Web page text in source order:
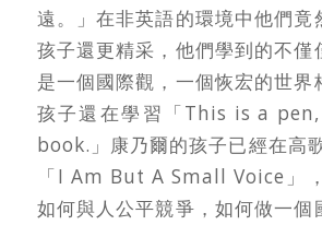
遠。」在非英語的環境中他們竟
孩子還更精采，他們學到的不僅
是一個國際觀，一個恢宏的世界
孩子還在學習「This is a
book.」康乃爾的孩子已經在高
「I Am But A Small Voice」
如何與人公平競爭，如何做一個